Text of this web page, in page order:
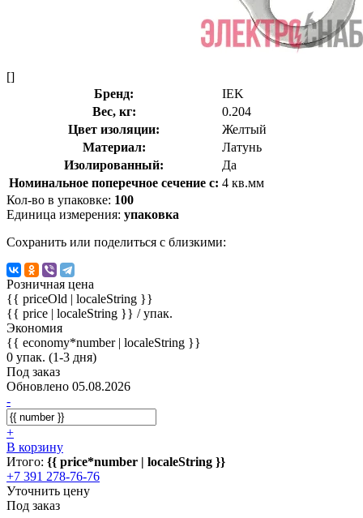
[]
Бренд:
IEK
Вес, кг:
0.204
Цвет изоляции:
Желтый
Материал:
Латунь
Изолированный:
Да
Номинальное поперечное сечение с: 4 кв.мм
Кол-во в упаковке: 100
Единица измерения: упаковка
Сохранить или поделиться с близкими:
Розничная цена
{{ priceOld | localeString }}
{{ price | localeString }} / упак.
Экономия
{{ economy*number | localeString }}
0 упак. (1-3 дня)
Под заказ
Обновлено 05.08.2026
-
+
В корзину
Итого: {{ price*number | localeString }}
+7 391 278-76-76
Уточнить цену
Под заказ